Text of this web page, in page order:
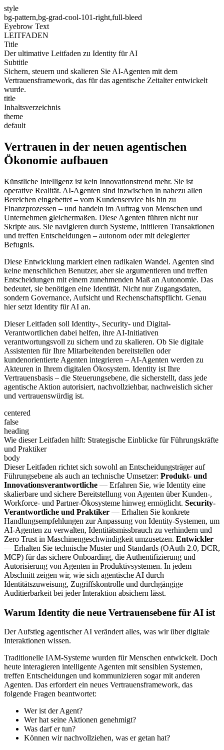
style
bg-pattern,bg-grad-cool-101-right,full-bleed
Eyebrow Text
LEITFADEN
Title
Der ultimative Leitfaden zu Identity für AI
Subtitle
Sichern, steuern und skalieren Sie AI-Agenten mit dem
Vertrauensframework, das für das agentische Zeitalter entwickelt
wurde.
title
Inhaltsverzeichnis
theme
default
Vertrauen in der neuen agentischen
Ökonomie aufbauen
Künstliche Intelligenz ist kein Innovationstrend mehr. Sie ist
operative Realität. AI-Agenten sind inzwischen in nahezu allen
Bereichen eingebettet – vom Kundenservice bis hin zu
Finanzprozessen – und handeln im Auftrag von Menschen und
Unternehmen gleichermaßen. Diese Agenten führen nicht nur
Skripte aus. Sie navigieren durch Systeme, initiieren Transaktionen
und treffen Entscheidungen – autonom oder mit delegierter
Befugnis.
Diese Entwicklung markiert einen radikalen Wandel. Agenten sind
keine menschlichen Benutzer, aber sie argumentieren und treffen
Entscheidungen mit einem zunehmenden Maß an Autonomie. Das
bedeutet, sie benötigen eine Identität. Nicht nur Zugangsdaten,
sondern Governance, Aufsicht und Rechenschaftspflicht. Genau
hier setzt Identity für AI an.
Dieser Leitfaden soll Identity-, Security- und Digital-
Verantwortlichen dabei helfen, ihre AI-Initiativen
verantwortungsvoll zu sichern und zu skalieren. Ob Sie digitale
Assistenten für Ihre Mitarbeitenden bereitstellen oder
kundenorientierte Agenten integrieren – AI-Agenten werden zu
Akteuren in Ihrem digitalen Ökosystem. Identity ist Ihre
Vertrauensbasis – die Steuerungsebene, die sicherstellt, dass jede
agentische Aktion autorisiert, nachvollziehbar, nachweislich sicher
und vertrauenswürdig ist.
centered
false
heading
Wie dieser Leitfaden hilft: Strategische Einblicke für Führungskräfte
und Praktiker
body
Dieser Leitfaden richtet sich sowohl an Entscheidungsträger auf
Führungsebene als auch an technische Umsetzer: Produkt- und
Innovationsverantwortliche — Erfahren Sie, wie Identity eine
skalierbare und sichere Bereitstellung von Agenten über Kunden-,
Workforce- und Partner-Ökosysteme hinweg ermöglicht. Security-
Verantwortliche und Praktiker — Erhalten Sie konkrete
Handlungsempfehlungen zur Anpassung von Identity-Systemen, um
AI-Agenten zu verwalten, Identitätsmissbrauch zu verhindern und
Zero Trust in Maschinen­geschwindigkeit umzusetzen. Entwickler
— Erhalten Sie technische Muster und Standards (OAuth 2.0, DCR,
MCP) für das sichere Onboarding, die Authentifizierung und
Autorisierung von Agenten in Produktivsystemen. In jedem
Abschnitt zeigen wir, wie sich agentische AI durch
Identitätszuweisung, Zugriffskontrolle und durchgängige
Auditierbarkeit bei jeder Interaktion absichern lässt.
Warum Identity die neue Vertrauensebene für AI ist
Der Aufstieg agentischer AI verändert alles, was wir über digitale
Interaktionen wissen.
Traditionelle IAM-Systeme wurden für Menschen entwickelt. Doch
heute interagieren intelligente Agenten mit sensiblen Systemen,
treffen Entscheidungen und kommunizieren sogar mit anderen
Agenten. Das erfordert ein neues Vertrauensframework, das
folgende Fragen beantwortet:
Wer ist der Agent?
Wer hat seine Aktionen genehmigt?
Was darf er tun?
Können wir nachvollziehen, was er getan hat?